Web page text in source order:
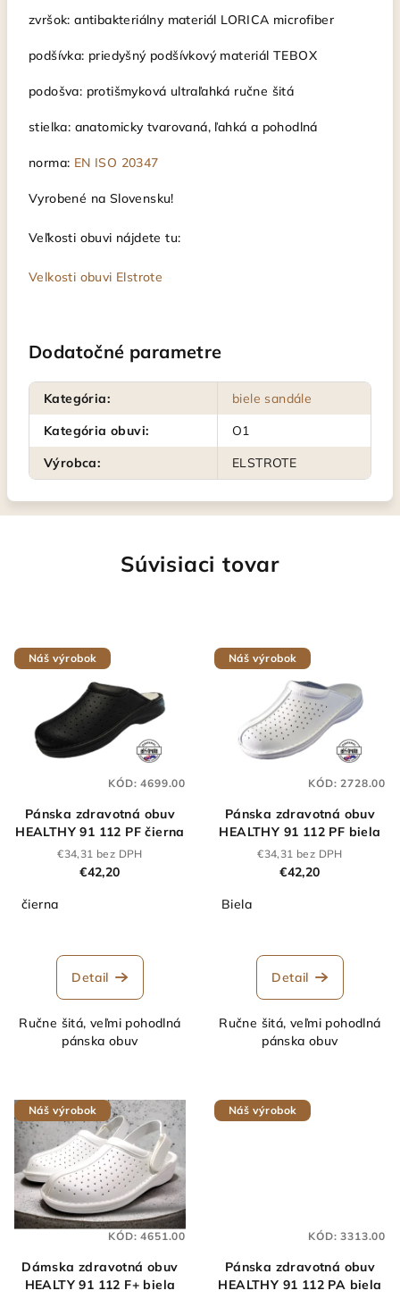
zvršok: antibakteriálny materiál LORICA microfiber
podšívka: priedyšný podšívkový materiál TEBOX
podošva: protišmyková ultraľahká ručne šitá
stielka: anatomicky tvarovaná, ľahká a pohodlná
norma: EN ISO 20347
Vyrobené na Slovensku!
Veľkosti obuvi nájdete tu:
Velkosti obuvi Elstrote
Dodatočné parametre
Kategória:
biele sandále
Kategória obuvi:
O1
Výrobca: ELSTROTE
Súvisiaci tovar
Náš výrobok
Pánska zdravotná obuv
HEALTHY 91 112 PF čierna
€34,31 bez DPH
€42,20
čierna
Detail
Ručne šitá, veľmi pohodlná
pánska obuv
KÓD:4699.00
Náš výrobok
Pánska zdravotná obuv
HEALTHY 91 112 PF biela
€34,31 bez DPH
€42,20
Biela
Detail
Ručne šitá, veľmi pohodlná
pánska obuv
KÓD:2728.00
Náš výrobok
Dámska zdravotná obuv
HEALTY 91 112 F+ biela
KÓD:4651.00
Náš výrobok
Pánska zdravotná obuv
HEALTHY 91 112 PA biela
KÓD:3313.00